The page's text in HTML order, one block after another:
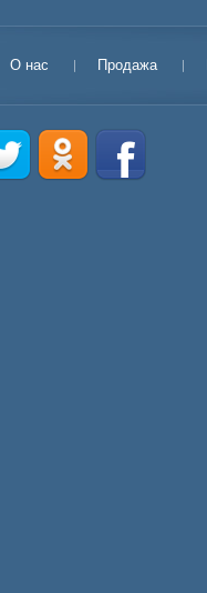
О нас Продажа